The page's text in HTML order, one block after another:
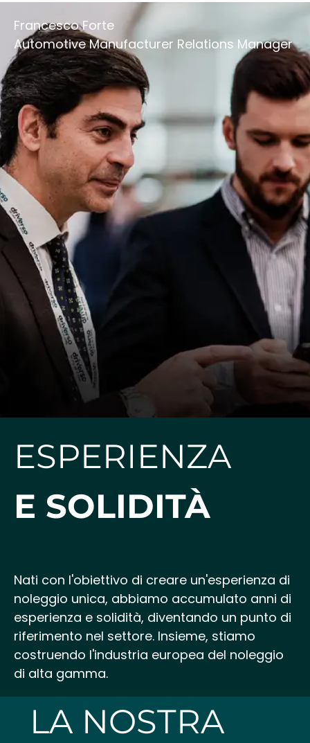
Francesco Forte
Automotive Manufacturer Relations Manager
ESPERIENZA
E SOLIDITÀ
Nati con l'obiettivo di creare un'esperienza di
noleggio unica, abbiamo accumulato anni di
esperienza e solidità, diventando un punto di
riferimento nel settore. Insieme, stiamo
costruendo l'industria europea del noleggio
di alta gamma.
LA NOSTRA